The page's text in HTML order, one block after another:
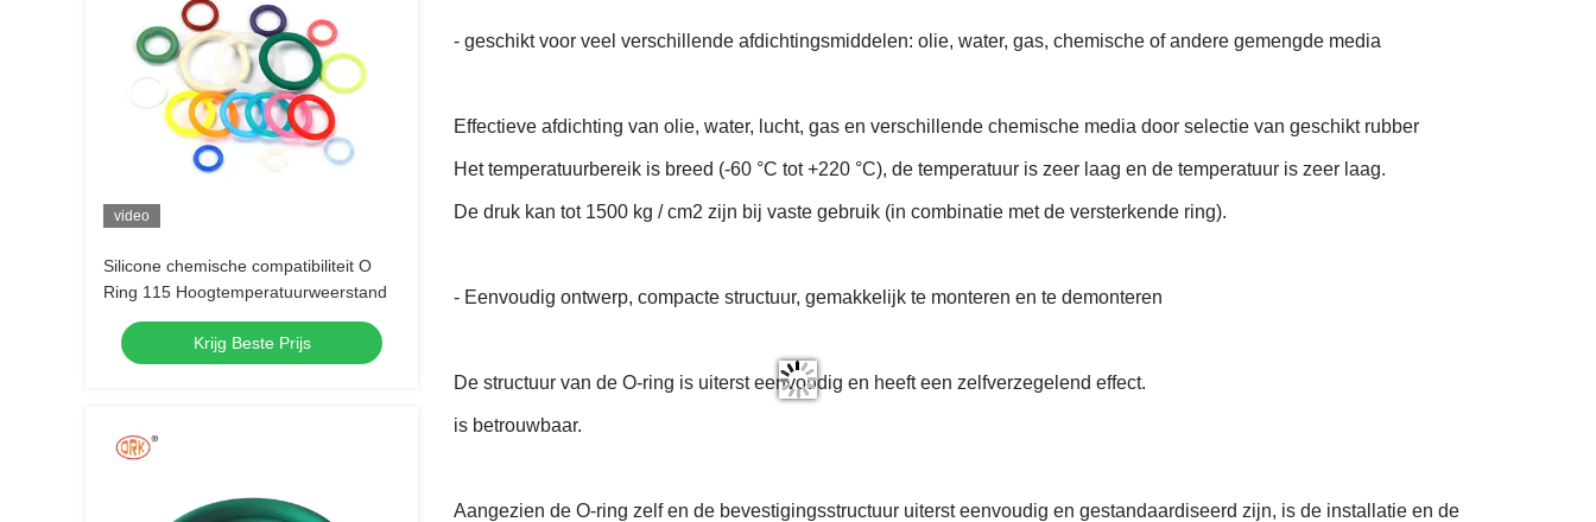
video
Silicone chemische compatibiliteit O
Ring 115 Hoogtemperatuurweerstand
Krijg Beste Prijs
- geschikt voor veel verschillende afdichtingsmiddelen: olie, water, gas, chemische of andere gemengde media
Effectieve afdichting van olie, water, lucht, gas en verschillende chemische media door selectie van geschikt rubber
Het temperatuurbereik is breed (-60 °C tot +220 °C), de temperatuur is zeer laag en de temperatuur is zeer laag.
De druk kan tot 1500 kg / cm2 zijn bij vaste gebruik (in combinatie met de versterkende ring).
- Eenvoudig ontwerp, compacte structuur, gemakkelijk te monteren en te demonteren
De structuur van de O-ring is uiterst eenvoudig en heeft een zelfverzegelend effect.
is betrouwbaar.
Aangezien de O-ring zelf en de bevestigingsstructuur uiterst eenvoudig en gestandaardiseerd zijn, is de installatie en de